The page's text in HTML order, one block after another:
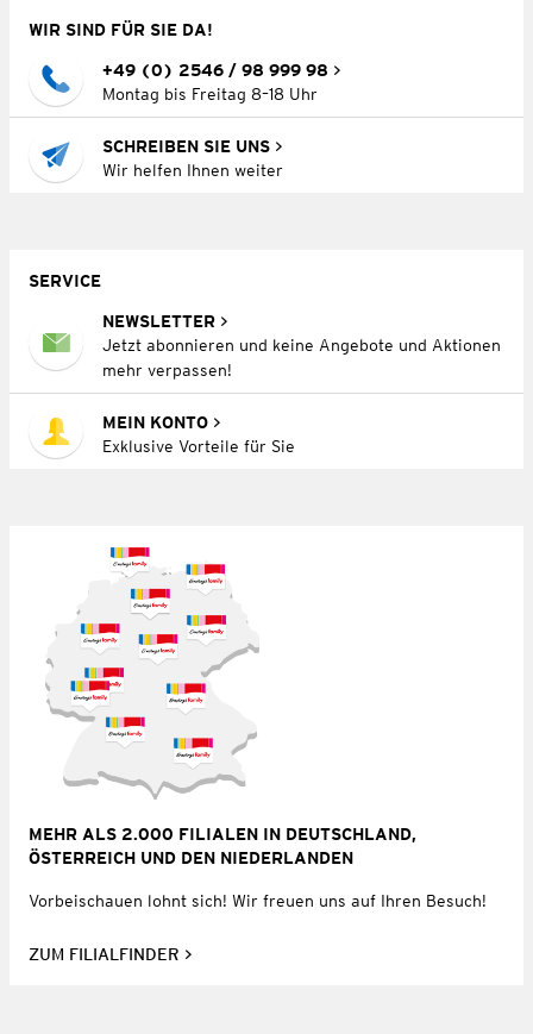
WIR SIND FÜR SIE DA!
+49 (0) 2546 / 98 999 98
Montag bis Freitag 8–18 Uhr
SCHREIBEN SIE UNS
Wir helfen Ihnen weiter
SERVICE
NEWSLETTER
Jetzt abonnieren und keine Angebote und Aktionen
mehr verpassen!
MEIN KONTO
Exklusive Vorteile für Sie
MEHR ALS 2.000 FILIALEN IN DEUTSCHLAND,
ÖSTERREICH UND DEN NIEDERLANDEN
Vorbeischauen lohnt sich! Wir freuen uns auf Ihren Besuch!
ZUM FILIALFINDER